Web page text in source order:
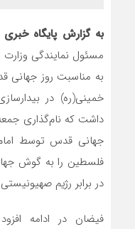
به گزارش پایگاه
مسئول نمایندگی وزارت
به مناسبت روز جهانی
خمینی(ره) در
داشت که نام‌گذاری
جهانی قدس توسط
فلسطین را به گوش
در برابر رژیم
فیضان در ادامه